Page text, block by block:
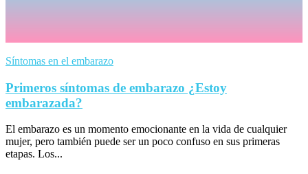
Síntomas en el embarazo
Primeros síntomas de embarazo ¿Estoy
embarazada?
El embarazo es un momento emocionante en la vida de cualquier
mujer, pero también puede ser un poco confuso en sus primeras
etapas. Los...